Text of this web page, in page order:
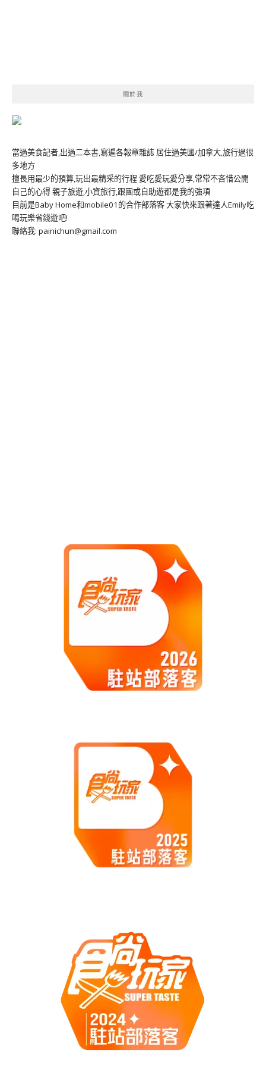
關於我
當過美食記者,出過二本書,寫遍各報章雜誌 居住過美國/加拿大,旅行過很
多地方
擅長用最少的預算,玩出最精采的行程 愛吃愛玩愛分享,常常不吝惜公開
自己的心得 親子旅遊,小資旅行,跟團或自助遊都是我的強項
目前是Baby Home和mobile01的合作部落客 大家快來跟著達人Emily吃
喝玩樂省錢遊吧!
聯絡我: painichun@gmail.com